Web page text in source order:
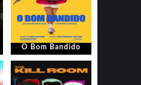
O Bom Bandido